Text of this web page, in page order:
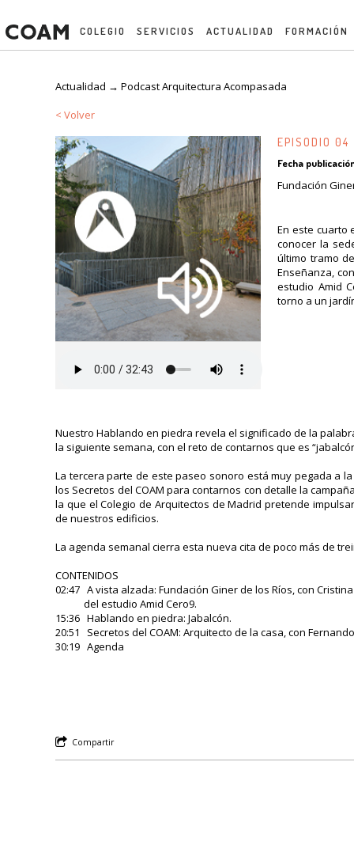
COLEGIO SERVICIOS ACTUALIDAD FORMACIÓN
Actualidad → Podcast Arquitectura Acompasada
< Volver
EPISODIO 04
Fecha
Fundación
En este cuarto
conocer la
último tramo
Enseñanza,
estudio Amid
torno a un
Nuestro Hablando en piedra revela el significado de la
la siguiente semana, con el reto de contarnos que es
La tercera parte de este paseo sonoro está muy pegada a
los Secretos del COAM para contarnos con detalle la
la que el Colegio de Arquitectos de Madrid pretende
de nuestros edificios.
La agenda semanal cierra esta nueva cita de poco más de
CONTENIDOS
02:47 A vista alzada: Fundación Giner de los Ríos, con
del estudio Amid Cero9.
15:36 Hablando en piedra: Jabalcón.
20:51 Secretos del COAM: Arquitecto de la casa, con
30:19 Agenda
Compartir